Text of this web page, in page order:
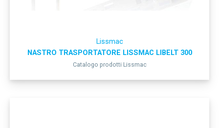
Lissmac
NASTRO TRASPORTATORE LISSMAC LIBELT 300
Catalogo prodotti Lissmac